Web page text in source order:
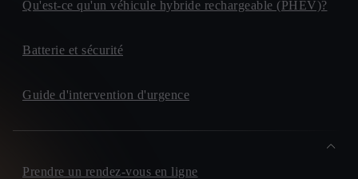
Qu'est-ce qu'un véhicule hybride rechargeable (PHEV)?
Batterie et sécurité
Guide d'intervention d'urgence
Prendre un rendez-vous en ligne